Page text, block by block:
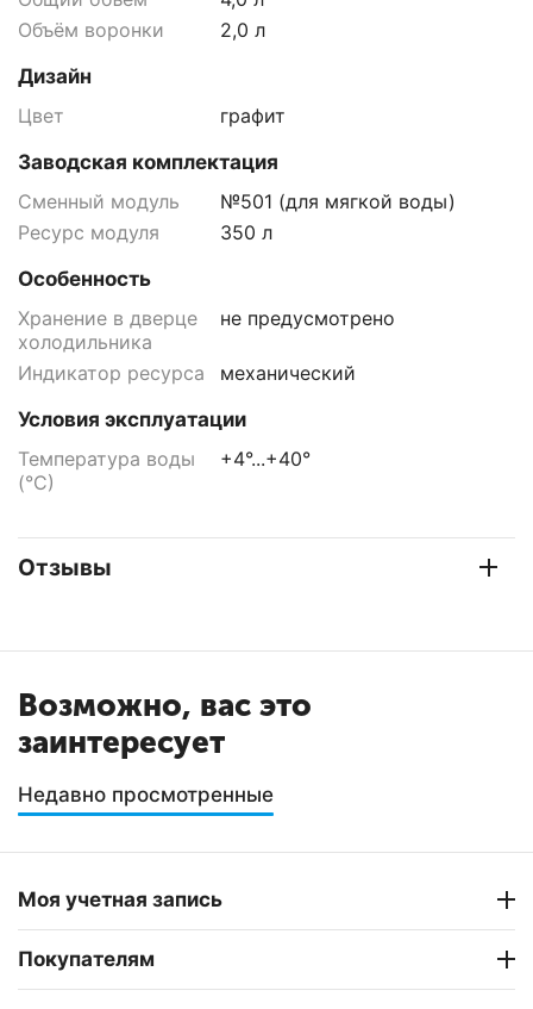
Объём воронки
2,0 л
Дизайн
Цвет
графит
Заводская комплектация
Сменный модуль
№501 (для мягкой воды)
Ресурс модуля
350 л
Особенность
Хранение в дверце
холодильника
не предусмотрено
Индикатор ресурса
механический
Условия эксплуатации
Температура воды
(°С)
+4°...+40°
Отзывы
Возможно, вас это
заинтересует
Недавно просмотренные
Моя учетная запись
Покупателям